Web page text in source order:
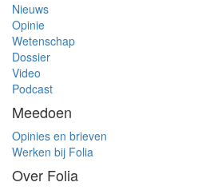
Nieuws
Opinie
Wetenschap
Dossier
Video
Podcast
Meedoen
Opinies en brieven
Werken bij Folia
Over Folia